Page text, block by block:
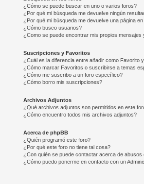
¿Cómo se puede buscar en uno o varios foros?
¿Por qué mi búsqueda me devuelve ningún
¿Por qué mi búsqueda me devuelve una página
¿Cómo busco usuarios?
¿Como se puede encontrar mis propios mensajes
Suscripciones y Favoritos
¿Cuál es la diferencia entre añadir como Favorito
¿Cómo marcar Favoritos o suscribirse a temas
¿Cómo me suscribo a un foro específico?
¿Cómo borro mis suscripciones?
Archivos Adjuntos
¿Qué archivos adjuntos son permitidos en este
¿Cómo encuentro todos mis archivos adjuntos?
Acerca de phpBB
¿Quién programó este foro?
¿Por qué este foro no tiene tal cosa?
¿Con quién se puede contactar acerca de
¿Cómo puedo ponerme en contacto con un